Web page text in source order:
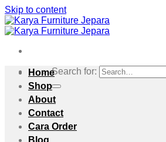
Skip to content
Search for:
Home
Shop
About
Contact
Cara Order
Blog